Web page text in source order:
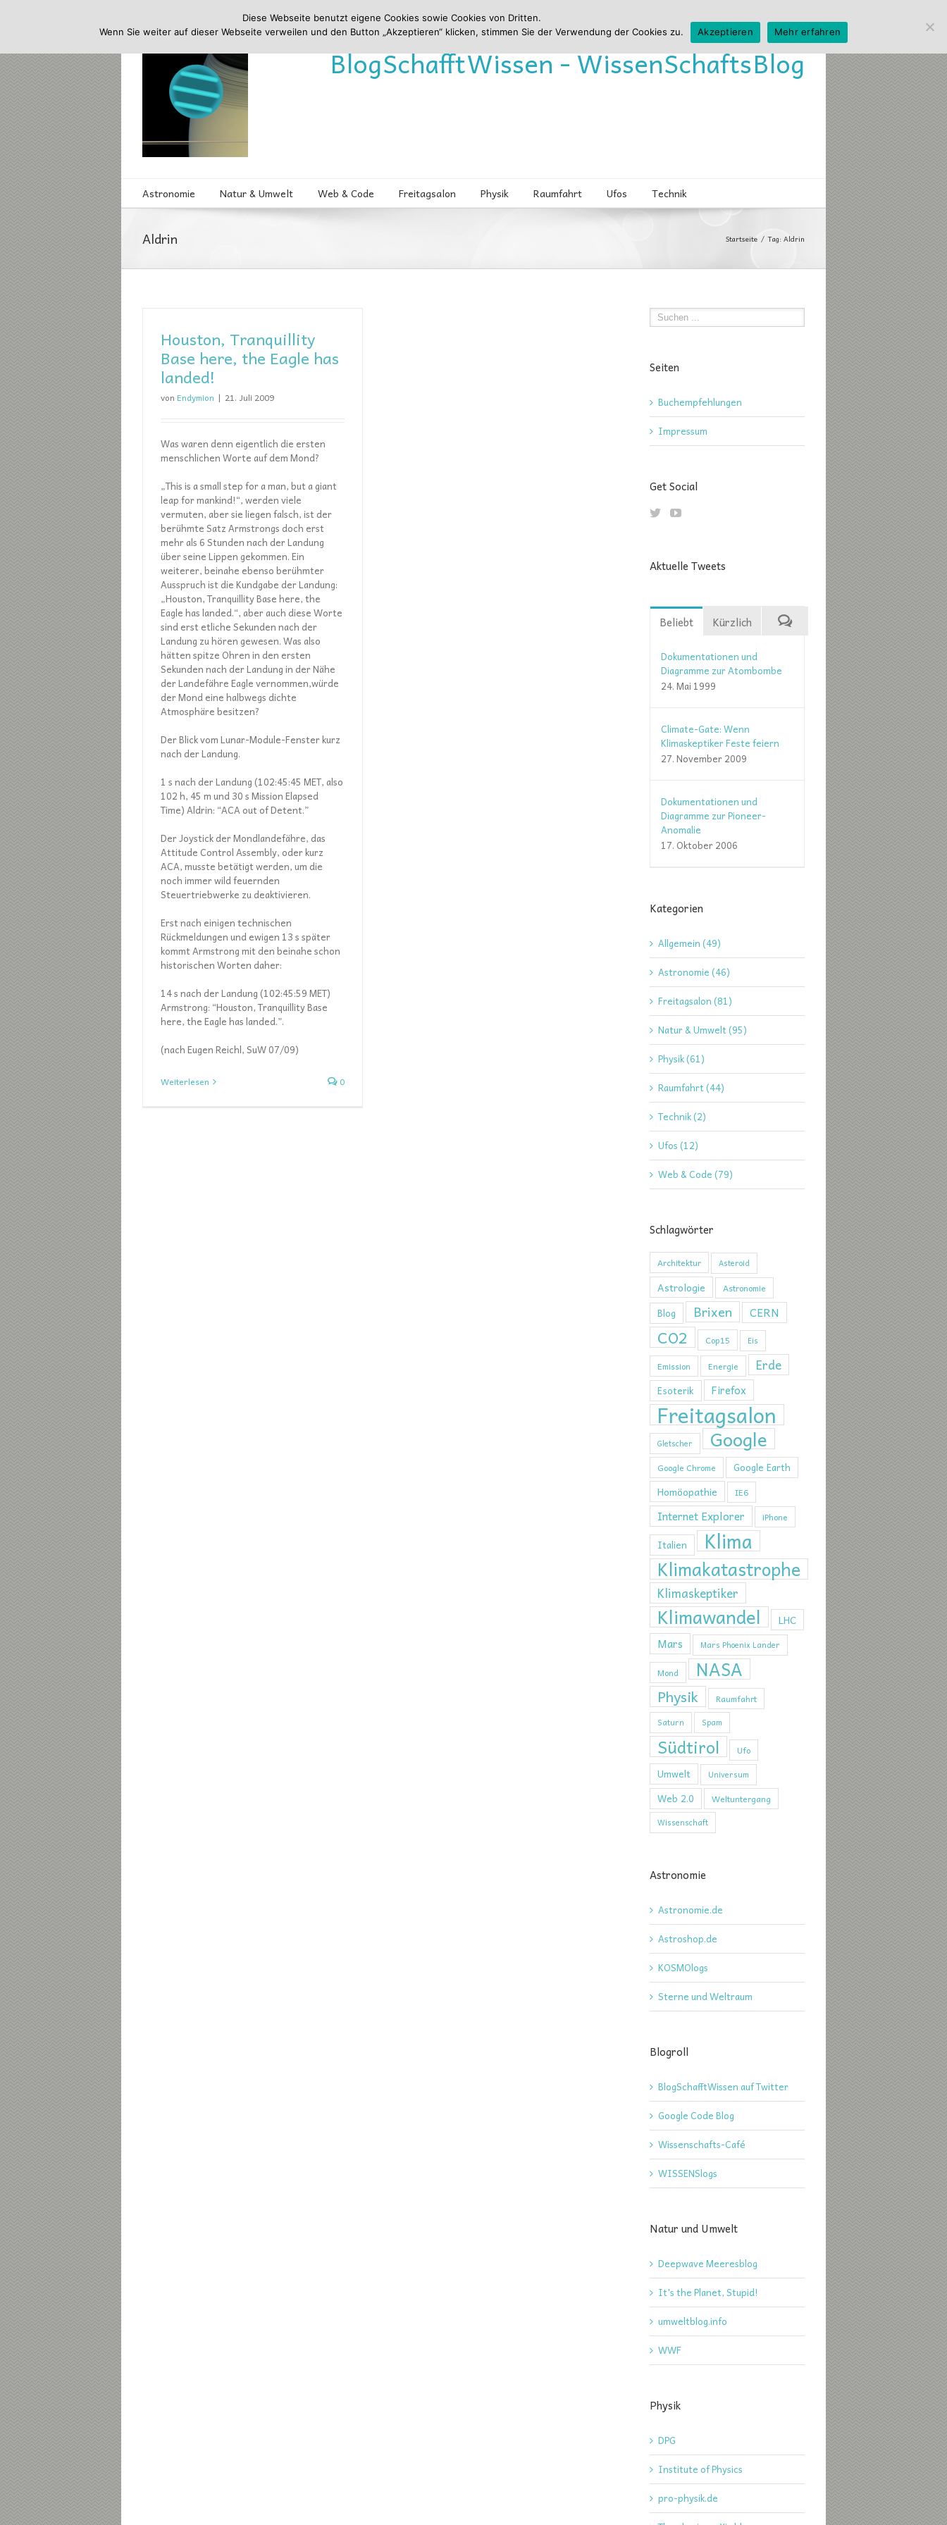
BlogSchafftWissen - WissenSchaftsBlog
Astronomie Natur & Umwelt Web & Code Freitagsalon Physik Raumfahrt Ufos Technik
Aldrin Startseite Tag: Aldrin
Houston, Tranquillity
Base here, the Eagle has
landed!
von Endymion | 21. Juli 2009
Was waren denn eigentlich die ersten
menschlichen Worte auf dem Mond?
„This is a small step for a man, but a giant
leap for mankind!“, werden viele
vermuten, aber sie liegen falsch, ist der
berühmte Satz Armstrongs doch erst
mehr als 6 Stunden nach der Landung
über seine Lippen gekommen. Ein
weiterer, beinahe ebenso berühmter
Ausspruch ist die Kundgabe der Landung:
„Houston, Tranquillity Base here, the
Eagle has landed.“, aber auch diese Worte
sind erst etliche Sekunden nach der
Landung zu hören gewesen. Was also
hätten spitze Ohren in den ersten
Sekunden nach der Landung in der Nähe
der Landefähre Eagle vernommen,würde
der Mond eine halbwegs dichte
Atmosphäre besitzen?
Der Blick vom Lunar-Module-Fenster kurz
nach der Landung.
1 s nach der Landung (102:45:45 MET, also
102 h, 45 m und 30 s Mission Elapsed
Time) Aldrin: “ACA out of Detent.”
Der Joystick der Mondlandefähre, das
Attitude Control Assembly, oder kurz
ACA, musste betätigt werden, um die
noch immer wild feuernden
Steuertriebwerke zu deaktivieren.
Erst nach einigen technischen
Rückmeldungen und ewigen 13 s später
kommt Armstrong mit den beinahe schon
historischen Worten daher:
14 s nach der Landung (102:45:59 MET)
Armstrong: “Houston, Tranquillity Base
here, the Eagle has landed.”.
(nach Eugen Reichl, SuW 07/09)
Weiterlesen 0
Seiten
Buchempfehlungen
Impressum
Get Social
Aktuelle Tweets
Beliebt Kürzlich
Dokumentationen und
Diagramme zur Atombombe
24. Mai 1999
Climate-Gate: Wenn
Klimaskeptiker Feste feiern
27. November 2009
Dokumentationen und
Diagramme zur Pioneer-
Anomalie
17. Oktober 2006
Kategorien
Allgemein (49)
Astronomie (46)
Freitagsalon (81)
Natur & Umwelt (95)
Physik (61)
Raumfahrt (44)
Technik (2)
Ufos (12)
Web & Code (79)
Schlagwörter
Architektur Asteroid
Astrologie Astronomie
Blog Brixen CERN
CO2 Cop15 Eis
Emission Energie Erde
Esoterik Firefox
Freitagsalon
Gletscher Google
Google Chrome Google Earth
Homöopathie IE6
Internet Explorer iPhone
Italien Klima
Klimakatastrophe
Klimaskeptiker
Klimawandel LHC
Mars Mars Phoenix Lander
Mond NASA
Physik Raumfahrt
Saturn Spam
Südtirol Ufo
Umwelt Universum
Web 2.0 Weltuntergang
Wissenschaft
Astronomie
Astronomie.de
Astroshop.de
KOSMOlogs
Sterne und Weltraum
Blogroll
BlogSchafftWissen auf Twitter
Google Code Blog
Wissenschafts-Café
WISSENSlogs
Natur und Umwelt
Deepwave Meeresblog
It's the Planet, Stupid!
umweltblog.info
WWF
Physik
DPG
Institute of Physics
pro-physik.de
Diese Webseite benutzt eigene Cookies sowie Cookies von Dritten.
Wenn Sie weiter auf dieser Webseite verweilen und den Button „Akzeptieren“ klicken, stimmen Sie der Verwendung der Cookies zu.
Akzeptieren Mehr erfahren